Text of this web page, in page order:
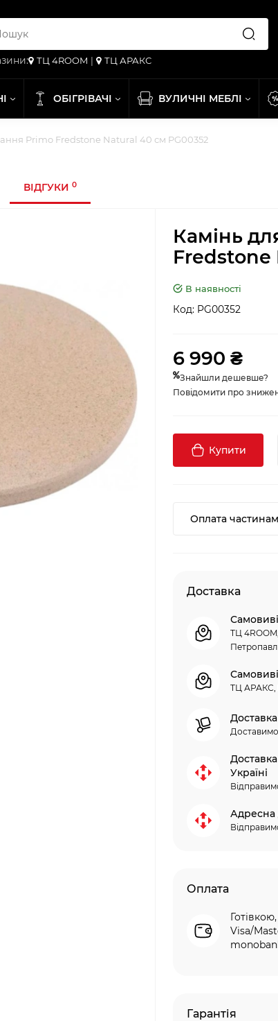
ТЦ 4ROOM | ТЦ АРАКС
ОБІГРІВАЧІ ВУЛИЧНІ МЕБЛІ
Primo Fredstone Natural 40 см PG00352
ВІДГУКИ 0
Камінь
Fredstone
В наявності
Код: PG00352
6 990 ₴
Знайшли дешевше?
Повідомити про
Купити
Оплата
Доставка
ТЦ
ТЦ АРАКС,
Україні
Адресна
Оплата
Visa/
Гарантія